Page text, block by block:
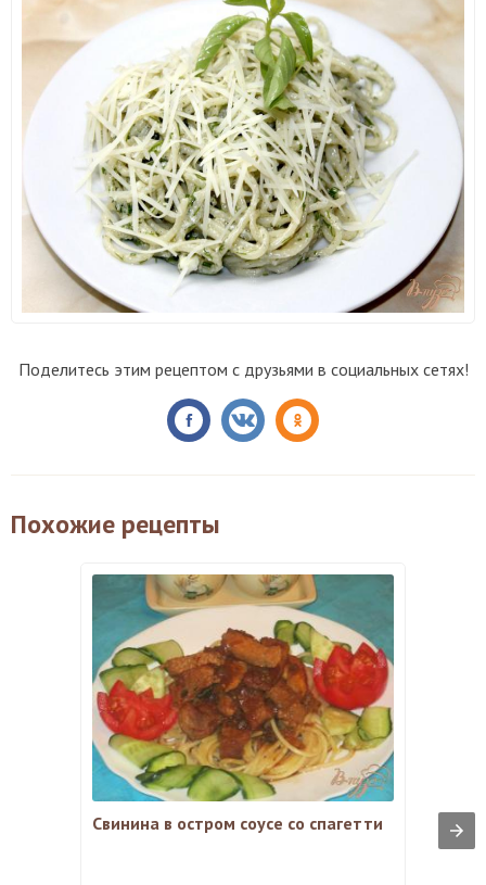
Поделитесь этим рецептом с друзьями в социальных сетях!
Похожие рецепты
Свинина в остром соусе со спагетти